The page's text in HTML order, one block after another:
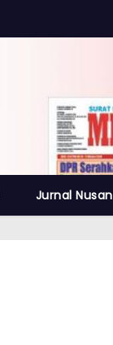
Jurnal